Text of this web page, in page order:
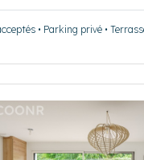
• Parking privé •